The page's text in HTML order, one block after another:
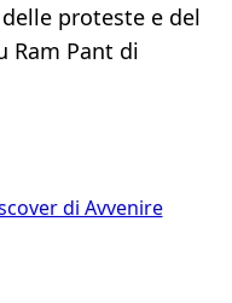
proteste e del
Ram Pant di
di Avvenire